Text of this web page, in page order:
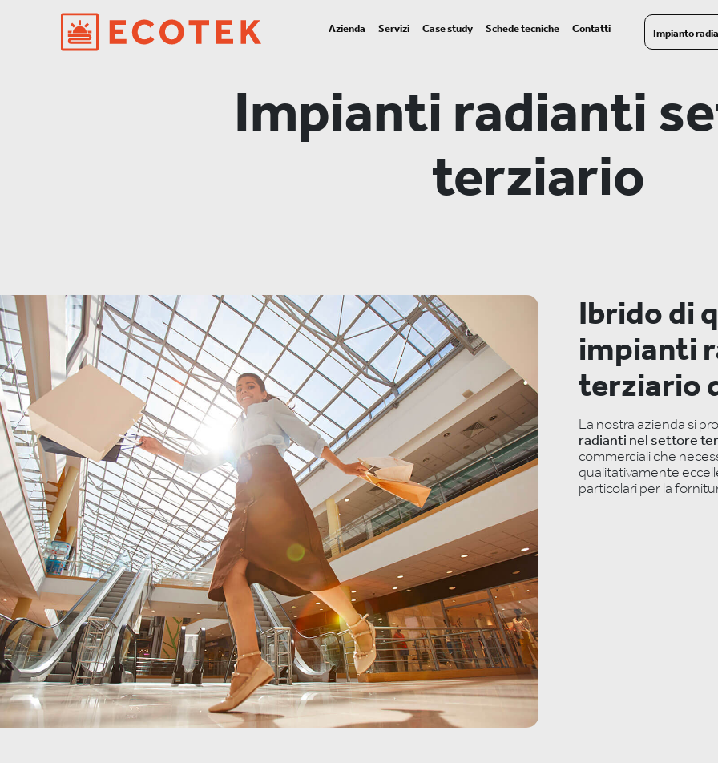
Azienda Servizi Case study Schede tecniche Contatti Impianto
Impianti radianti
terziario
Ibrido di
impianti
terziario
La nostra azienda si
radianti nel settore
commerciali che
qualitativamente
particolari per la